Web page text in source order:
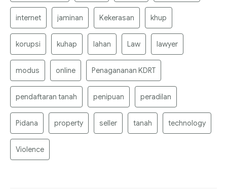
internet jaminan Kekerasan khup
korupsi kuhap lahan Law lawyer
modus online Penagananan KDRT
pendaftaran tanah penipuan peradilan
Pidana property seller tanah technology
Violence